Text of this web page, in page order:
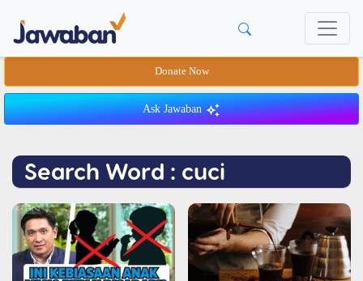
Donate Now
Ask Jawaban
Search Word : cuci